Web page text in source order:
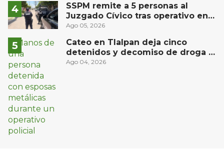
SSPM remite a 5 personas al
Juzgado Cívico tras operativo en
San Juan del Río
Ago 05, 2026
Cateo en Tlalpan deja cinco
detenidos y decomiso de droga y
un arma
Ago 04, 2026